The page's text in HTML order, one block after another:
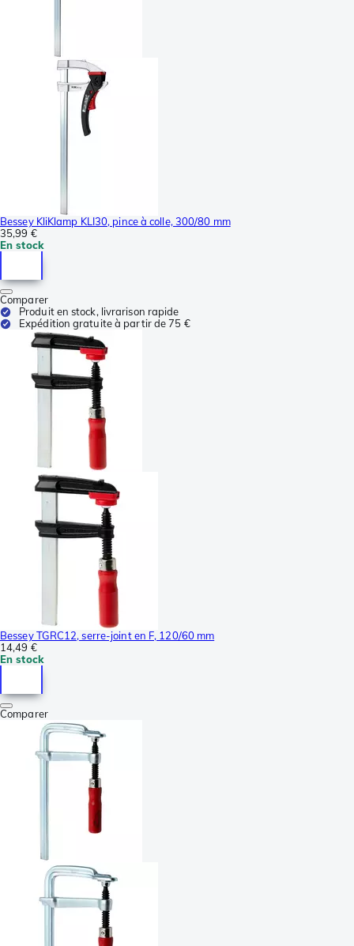
Bessey KliKlamp KLI30, pince à colle, 300/80 mm
35,99 €
En stock
Comparer
Produit en stock, livrarison rapide
Expédition gratuite à partir de 75 €
Bessey TGRC12, serre-joint en F, 120/60 mm
14,49 €
En stock
Comparer